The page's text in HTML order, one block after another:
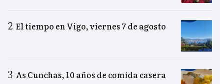
El tiempo en Vigo, viernes 7 de agosto
As Cunchas, 10 años de comida casera